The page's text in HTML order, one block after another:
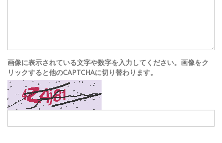
画像に表示されている文字や数字を入力してください。画像をク
リックすると他のCAPTCHAに切り替わります。